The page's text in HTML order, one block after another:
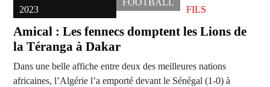
2023
FOOTBALL
FILS
Amical : Les fennecs domptent les Lions de
la Téranga à Dakar
Dans une belle affiche entre deux des meilleures nations
africaines, l’Algérie l’a emporté devant le Sénégal (1-0) à